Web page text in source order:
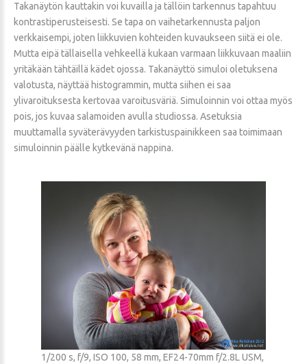
Takanäytön kauttakin voi kuvailla ja tällöin tarkennus tapahtuu
kontrastiperusteisesti. Se tapa on vaihetarkennusta paljon
verkkaisempi, joten liikkuvien kohteiden kuvaukseen siitä ei ole.
Mutta eipä tällaisella vehkeellä kukaan varmaan liikkuvaan maaliin
yritäkään tähtäillä kädet ojossa. Takanäyttö simuloi oletuksena
valotusta, näyttää histogrammin, mutta siihen ei saa
ylivaroituksesta kertovaa varoitusväriä. Simuloinnin voi ottaa myös
pois, jos kuvaa salamoiden avulla studiossa. Asetuksia
muuttamalla syväterävyyden tarkistuspainikkeen saa toimimaan
simuloinnin päälle kytkevänä nappina.
1/200 s, f/9, ISO 100, 58 mm, EF24-70mm f/2.8L USM,